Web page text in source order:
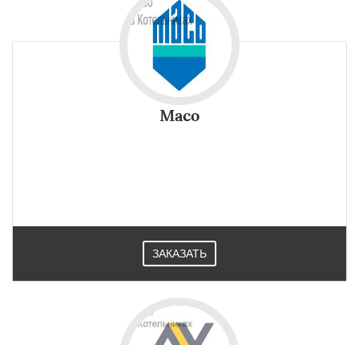
Maco
ЗАКАЗАТЬ